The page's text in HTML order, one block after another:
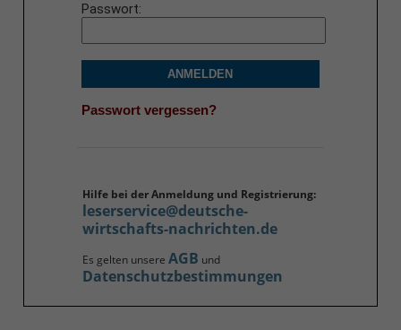
Passwort
ANMELDEN
Passwort vergessen?
Hilfe bei der Anmeldung und Registrierung:
leserservice@deutsche-
wirtschafts-nachrichten.de
Es gelten unsere AGB und
Datenschutzbestimmungen